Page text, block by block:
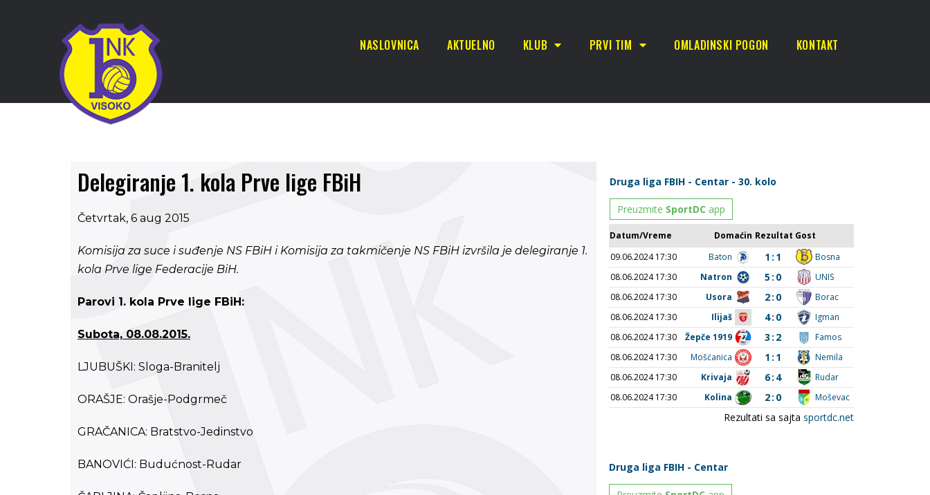
NASLOVNICA AKTUELNO KLUB PRVI TIM OMLADINSKI POGON KONTAKT
Delegiranje 1. kola Prve lige FBiH
Četvrtak, 6 aug 2015
Komisija za suce i suđenje NS FBiH i Komisija za takmičenje NS FBiH izvršila je delegiranje 1.
kola Prve lige Federacije BiH.
Parovi 1. kola Prve lige FBiH:
Subota, 08.08.2015.
LJUBUŠKI: Sloga-Branitelj
ORAŠJE: Orašje-Podgrmeč
GRAČANICA: Bratstvo-Jedinstvo
BANOVIĆI: Budućnost-Rudar